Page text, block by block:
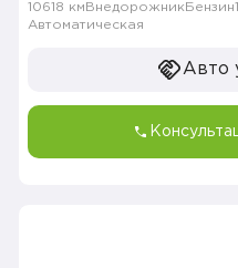
10618 км Внедорожник Бензин
Автоматическая
Авто